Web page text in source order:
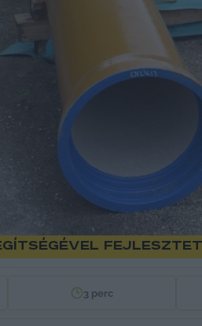
3 perc